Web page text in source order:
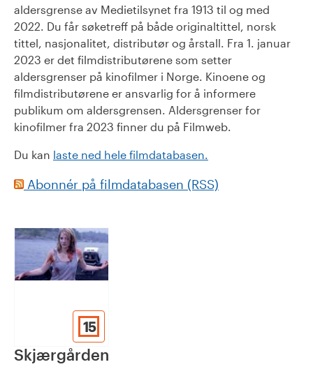
aldersgrense av Medietilsynet fra 1913 til og med
2022. Du får søketreff på både originaltittel, norsk
tittel, nasjonalitet, distributør og årstall. Fra 1. januar
2023 er det filmdistributørene som setter
aldersgrenser på kinofilmer i Norge. Kinoene og
filmdistributørene er ansvarlig for å informere
publikum om aldersgrensen. Aldersgrenser for
kinofilmer fra 2023 finner du på Filmweb.
Du kan laste ned hele filmdatabasen.
Abonnér på filmdatabasen (RSS)
15
Skjærgården